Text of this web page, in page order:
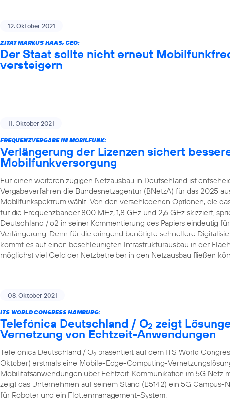
12. Oktober 2021
ZITAT MARKUS HAAS, CEO:
Der Staat sollte nicht erneut
versteigern
11. Oktober 2021
FREQUENZVERGABE IM MOBILFUNK:
Verlängerung der Lizenzen sichert
Mobilfunkversorgung
Für einen weiteren zügigen Netzausbau in Deutschland ist
Vergabeverfahren die Bundesnetzagentur (BNetzA) für das 2025
Mobilfunkspektrum wählt. Von den verschiedenen Optionen, die
für die Frequenzbänder 800 MHz, 1,8 GHz und 2,6 GHz skizziert,
Deutschland / o2 in seiner Kommentierung des Papiers eindeutig
Verlängerung. Denn für die dringend benötigte schnellere
kommt es auf einen beschleunigten Infrastrukturausbau in der
möglichst viel Geld der Netzbetreiber in den Netzausbau fließen
08. Oktober 2021
ITS WORLD CONGRESS HAMBURG:
Telefónica Deutschland / O2 zeigt
Vernetzung von Echtzeit-Anwendungen
Telefónica Deutschland / O2 präsentiert auf dem ITS World
Oktober) erstmals eine Mobile-Edge-Computing-
Mobilitätsanwendungen über Echtzeit-Kommunikation im 5G Netz
zeigt das Unternehmen auf seinem Stand (B5142) ein 5G Campus-
für Roboter und ein Flottenmanagement-System.